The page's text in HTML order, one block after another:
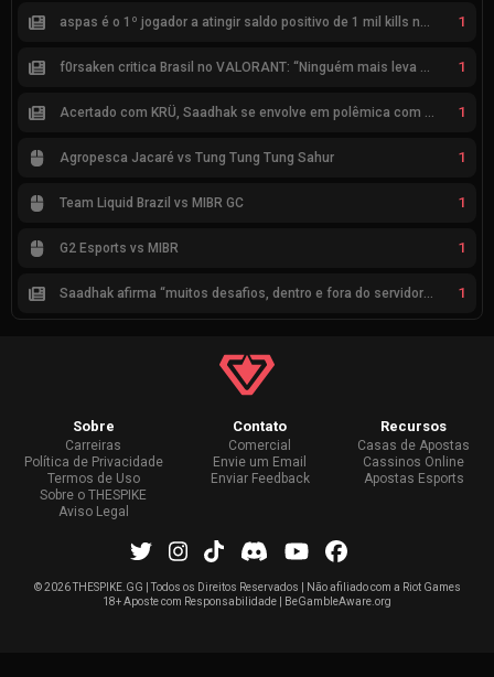
aspas é o 1º jogador a atingir saldo positivo de 1 mil kills no VCT 1
f0rsaken critica Brasil no VALORANT: “Ninguém mais leva a sério” 1
Acertado com KRÜ, Saadhak se envolve em polêmica com keznit 1
Agropesca Jacaré vs Tung Tung Tung Sahur 1
Team Liquid Brazil vs MIBR GC 1
G2 Esports vs MIBR 1
Saadhak afirma “muitos desafios, dentro e fora do servidor” sobre a jornada até a classificação 1
Sobre
Carreiras
Política de Privacidade
Termos de Uso
Sobre o THESPIKE
Aviso Legal
Contato
Comercial
Envie um Email
Enviar Feedback
Recursos
Casas de Apostas
Cassinos Online
Apostas Esports
©2026 THESPIKE.GG | Todos os Direitos Reservados | Não afiliado com a Riot Games
18+ Aposte com Responsabilidade | BeGambleAware.org